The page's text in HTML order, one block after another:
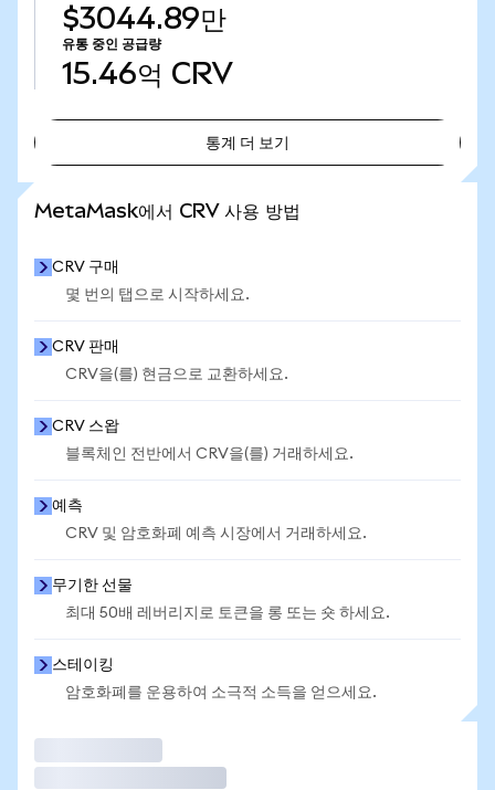
$3044.89만
유통 중인 공급량
15.46억 CRV
통계 더 보기
MetaMask에서 CRV 사용 방법
CRV 구매
몇 번의 탭으로 시작하세요.
CRV 판매
CRV을(를) 현금으로 교환하세요.
CRV 스왑
블록체인 전반에서 CRV을(를) 거래하세요.
예측
CRV 및 암호화폐 예측 시장에서 거래하세요.
무기한 선물
최대 50배 레버리지로 토큰을 롱 또는 숏 하세요.
스테이킹
암호화폐를 운용하여 소극적 소득을 얻으세요.